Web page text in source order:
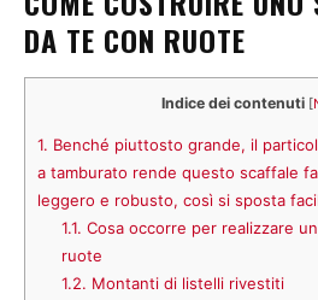
DA TE CON RUOTE
Indice dei contenuti [
1. Benché piuttosto grande, il
a tamburato rende questo scaffale
leggero e robusto, così si sposta
1.1. Cosa occorre per realizzare
ruote
1.2. Montanti di listelli rivestiti